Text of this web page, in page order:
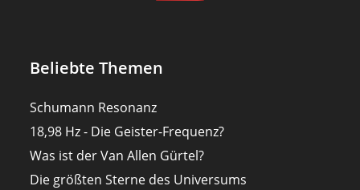
Beliebte Themen
Schumann Resonanz
18,98 Hz - Die Geister-Frequenz?
Was ist der Van Allen Gürtel?
Die größten Sterne des Universums